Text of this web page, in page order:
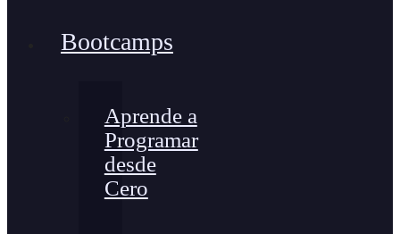
Bootcamps
Aprende a
Programar
desde
Cero